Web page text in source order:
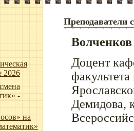
2026
-
на
Преподаватели
Доцент
Демидова,